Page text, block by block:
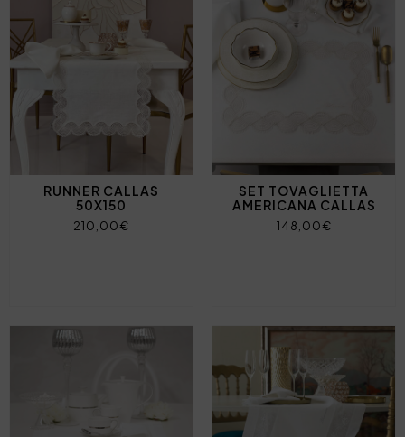
RUNNER CALLAS
50X150
210,00€
SET TOVAGLIETTA
AMERICANA CALLAS
148,00€